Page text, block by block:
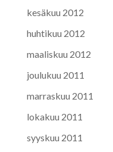
kesäkuu 2012
huhtikuu 2012
maaliskuu 2012
joulukuu 2011
marraskuu 2011
lokakuu 2011
syyskuu 2011